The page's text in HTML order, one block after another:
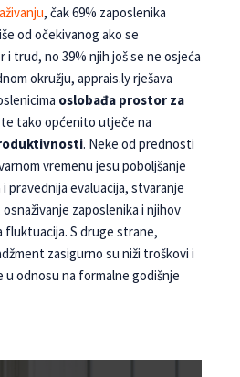
, čak 69% zapo­slenika
od očekivanog ako se
i trud, no 39% njih još se ne osjeća
okružju, apprais.ly rješava
oslobađa prostor za
te tako općenito utječe na
. Neke od prednosti
vremenu jesu poboljšanje
pravednija evaluacija, stvaranje
osnaživanje zaposlenika i njihov
fluktuacija. S druge strane,
zasigurno su niži troškovi i
odnosu na for­malne godišnje